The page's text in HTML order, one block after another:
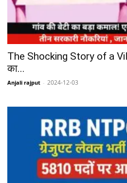
The Shocking Story of a
का...
Anjali rajput - 2024-12-03